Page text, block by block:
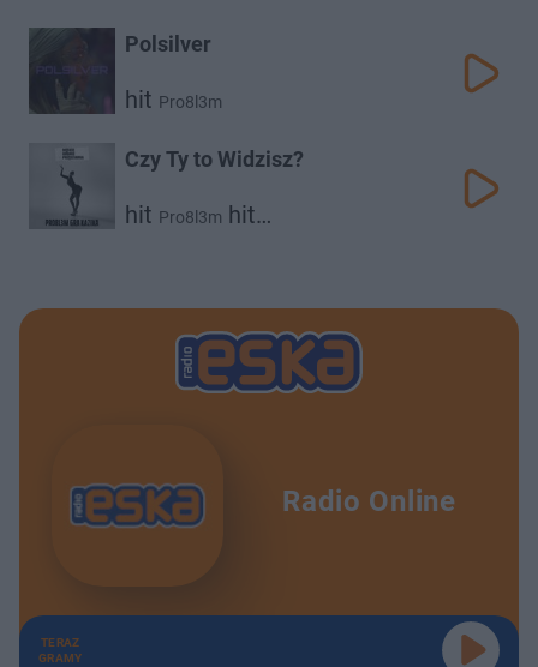
Polsilver
hit Pro8l3m
Czy Ty to Widzisz?
hit Pro8l3m hit
Radio Online
TERAZ
GRAMY